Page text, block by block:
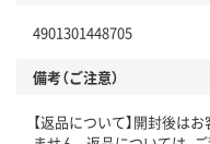
4901301448705
備考（ご注意）
【返品について】開封後は